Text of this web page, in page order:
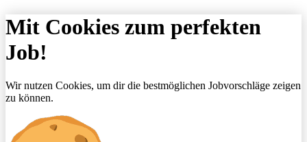
Mit Cookies zum perfekten
Job!
Wir nutzen Cookies, um dir die bestmöglichen Jobvorschläge zeigen
zu können.